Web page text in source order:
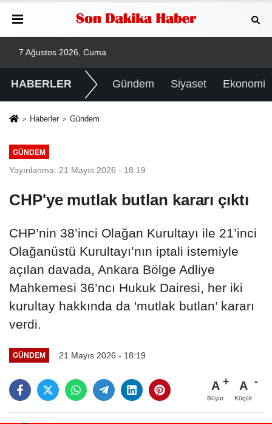
7 Ağustos 2026, Cuma
HABERLER Gündem Siyaset Ekonomi
Haberler Gündem
GÜNDEM
Yayınlanma: 21 Mayıs 2026 - 18:19
CHP'ye mutlak butlan kararı çıktı
CHP’nin 38’inci Olağan Kurultayı ile 21’inci
Olağanüstü Kurultayı’nın iptali istemiyle
açılan davada, Ankara Bölge Adliye
Mahkemesi 36’ncı Hukuk Dairesi, her iki
kurultay hakkında da 'mutlak butlan’ kararı
verdi.
GÜNDEM 21 Mayıs 2026 - 18:19
A
Büyüt
A
Küçült